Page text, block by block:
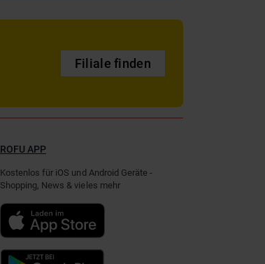
Filiale finden
ROFU APP
Kostenlos für iOS und Android Geräte -
Shopping, News & vieles mehr